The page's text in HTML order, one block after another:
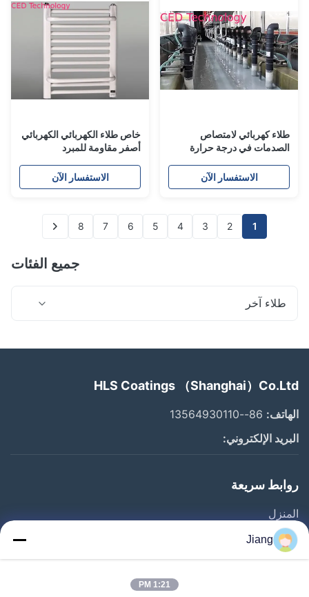
طلاء كهربائي لامتصاص
الصدمات في درجة حرارة
الاستفسار الآن
خاص طلاء الكهربائي الكهربائي
أصفر مقاومة للمبرد
الاستفسار الآن
1
2
3
4
5
6
7
8
جميع الفئات
طلاء آخر
HLS Coatings （Shanghai）Co.Ltd
الهاتف:
البريد الإلكتروني:
روابط سريعة
المنزل
المنتجات
فيديوهات
Jiang
1:21 PM